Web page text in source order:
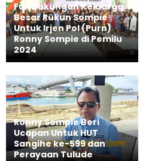
Full Dukungan Keluarga
Besar Rukun Sompie
Untuk Irjen Pol (Purn)
Ronny Sompie di Pemilu
2024
Ronny Sompie Beri
Ucapan Untuk HUT
Sangihe ke-599 dan
Perayaan Tulude